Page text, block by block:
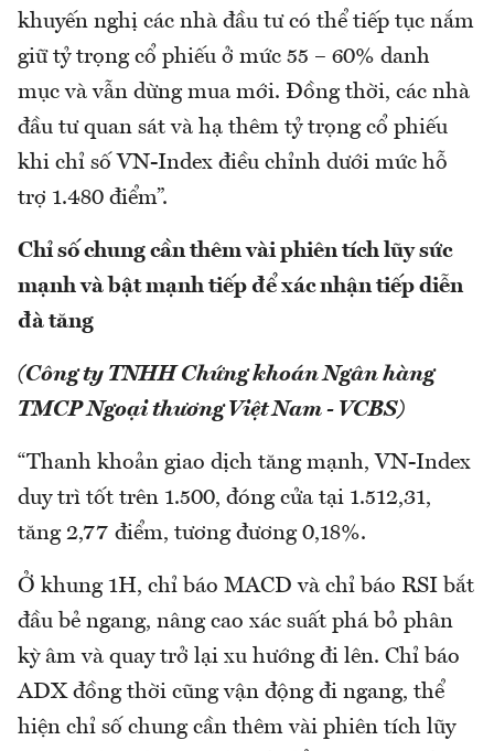
khuyến nghị các nhà đầu tư có thể tiếp tục nắm
giữ tỷ trọng cổ phiếu ở mức 55 – 60% danh
mục và vẫn dừng mua mới. Đồng thời, các nhà
đầu tư quan sát và hạ thêm tỷ trọng cổ phiếu
khi chỉ số VN-Index điều chỉnh dưới mức hỗ
trợ 1.480 điểm”.
Chỉ số chung cần thêm vài phiên tích lũy sức
mạnh và bật mạnh tiếp để xác nhận tiếp diễn
đà tăng
(Công ty TNHH Chứng khoán Ngân hàng
TMCP Ngoại thương Việt Nam - VCBS)
“Thanh khoản giao dịch tăng mạnh, VN-Index
duy trì tốt trên 1.500, đóng cửa tại 1.512,31,
tăng 2,77 điểm, tương đương 0,18%.
Ở khung 1H, chỉ báo MACD và chỉ báo RSI bắt
đầu bẻ ngang, nâng cao xác suất phá bỏ phân
kỳ âm và quay trở lại xu hướng đi lên. Chỉ báo
ADX đồng thời cũng vận động đi ngang, thể
hiện chỉ số chung cần thêm vài phiên tích lũy